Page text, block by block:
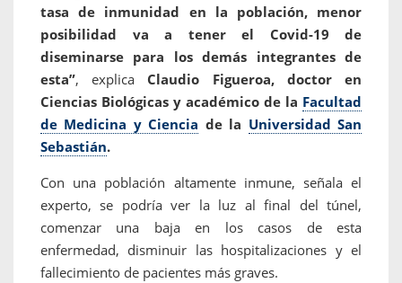
tasa de inmunidad en la población, menor
posibilidad va a tener el Covid-19 de
diseminarse para los demás integrantes de
esta”, explica Claudio Figueroa, doctor en
Ciencias Biológicas y académico de la Facultad
de Medicina y Ciencia de la Universidad San
Sebastián.
Con una población altamente inmune, señala el
experto, se podría ver la luz al final del túnel,
comenzar una baja en los casos de esta
enfermedad, disminuir las hospitalizaciones y el
fallecimiento de pacientes más graves.